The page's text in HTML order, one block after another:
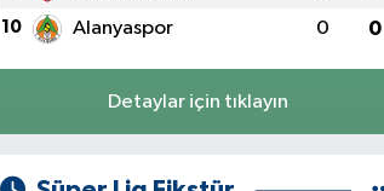
10 Alanyaspor 0 0
Detaylar için tıklayın